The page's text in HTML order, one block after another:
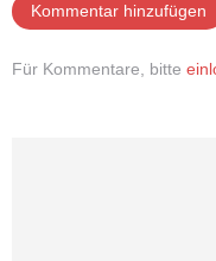
Kommentar hinzufügen
Für Kommentare, bitte